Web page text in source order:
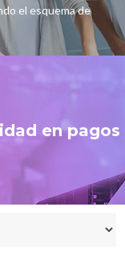
el esquema de
en pagos